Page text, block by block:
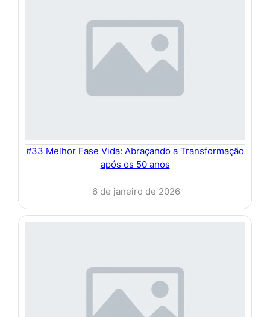
#33 Melhor Fase Vida: Abraçando a Transformação
após os 50 anos
6 de janeiro de 2026